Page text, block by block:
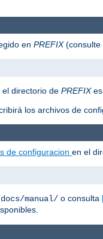
en PREFIX(consulte
directorio de PREFIXes
los archivos de
de configuracion en el
manual/ o consulta